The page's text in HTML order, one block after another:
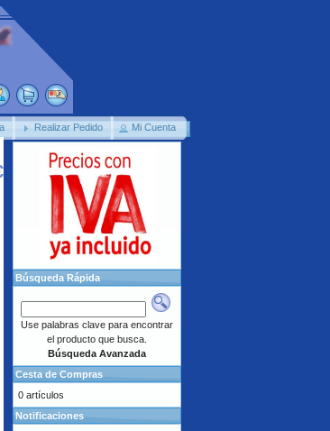
Realizar Pedido Mi Cuenta
Búsqueda Rápida
Use palabras clave para encontrar
el producto que busca.
Búsqueda Avanzada
Cesta de Compras
0 artículos
Notificaciones